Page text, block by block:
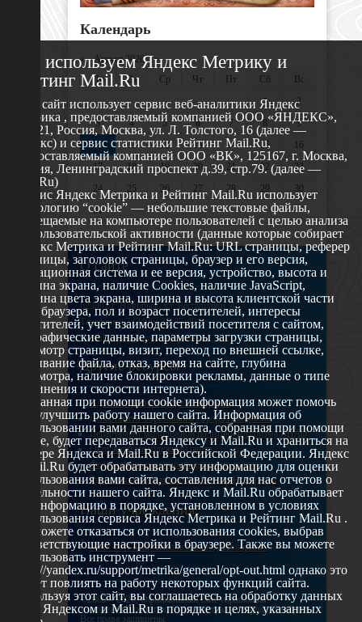
Календарь
«Август 2026 »
Пн
Вт Ср Чт Пт Сб
Вс
1
2
3
4 5 6 7 8
9
10
11 12 13 14 15
16
17
18 19 20 21 22
23
24
25 26 27 28 29
30
31
О сайте
629802 г. Ноябрьск, ул. Республики, 49
Телефон: +7 (3496) 35-37-49
E-mail: udsm@noyabrsk.yanao.ru
Другие ресурсы
Администрация города Ноябрьска
Департамент образования города Ноябрьска
Департамент молодежной политики и туризма ЯНАО
Окружной молодежный центр
Федеральное агенство по делам молодежи
Туристско-информационный центр Ноябрьска
Наши учреждения
МАУ МП МЦ "Школа Ямолод. Ноябрьск"
©2005 – 2026, Официальный сайт управления
молодежной политики Администрации города Ноябрьск
Все права защищены
Мы используем Яндекс Метрику и
Рейтинг Mail.Ru
Этот сайт использует сервис веб-аналитики Яндекс
Метрика , предоставляемый компанией ООО «ЯНДЕКС»,
119021, Россия, Москва, ул. Л. Толстого, 16 (далее —
Яндекс) и сервис статистики Рейтинг Mail.Ru,
предоставляемый компанией ООО «ВК», 125167, г. Москва,
Россия, Ленинградский проспект д.39, стр.79. (далее —
Mail.Ru)
Сервис Яндекс Метрика и Рейтинг Mail.Ru использует
технологию “cookie” — небольшие текстовые файлы,
размещаемые на компьютере пользователей с целью анализа
их пользовательской активности (данные которые собирает
Яндекс Метрика и Рейтинг Mail.Ru: URL страницы, реферер
страницы, заголовок страницы, браузер и его версия,
операционная система и ее версия, устройство, высота и
ширина экрана, наличие Cookies, наличие JavaScript,
глубина цвета экрана, ширина и высота клиентской части
окна браузера, пол и возраст посетителей, интересы
посетителей, учет взаимодействий посетителя с сайтом,
географические данные, параметры загрузки страницы,
просмотр страницы, визит, переход по внешней ссылке,
cкачивание файла, отказ, время на сайте, глубина
просмотра, наличие блокировки рекламы, данные о типе
соединения и скорости интернета).
Собранная при помощи cookie информация может помочь
нам улучшить работу нашего сайта. Информация об
использовании вами данного сайта, собранная при помощи
cookie, будет передаваться Яндексу и Mail.Ru и храниться на
сервере Яндекса и Mail.Ru в Российской Федерации. Яндекс
и Mail.Ru будет обрабатывать эту информацию для оценки
использования вами сайта, составления для нас отчетов о
деятельности нашего сайта. Яндекс и Mail.Ru обрабатывает
эту информацию в порядке, установленном в условиях
использования сервиса Яндекс Метрика и Рейтинг Mail.Ru .
Вы можете отказаться от использования cookies, выбрав
соответствующие настройки в браузере. Также вы можете
использовать инструмент —
https://yandex.ru/support/metrika/general/opt-out.html однако это
может повлиять на работу некоторых функций сайта.
Используя этот сайт, вы соглашаетесь на обработку данных
о вас Яндексом и Mail.Ru в порядке и целях, указанных